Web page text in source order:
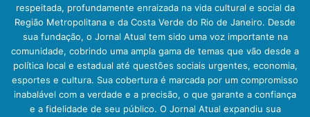
respeitada, profundamente enraizada na vida cultural e social da
Região Metropolitana e da Costa Verde do Rio de Janeiro. Desde
sua fundação, o Jornal Atual tem sido uma voz importante na
comunidade, cobrindo uma ampla gama de temas que vão desde a
política local e estadual até questões sociais urgentes, economia,
esportes e cultura. Sua cobertura é marcada por um compromisso
inabalável com a verdade e a precisão, o que garante a confiança
e a fidelidade de seu público. O Jornal Atual expandiu sua